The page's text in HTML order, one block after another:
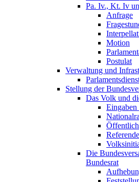
Pa. Iv., Kt. Iv
Anfrage
Motion
Postulat
Verwaltung und
Stellung der
Das Volk und
Die
Bundesrat